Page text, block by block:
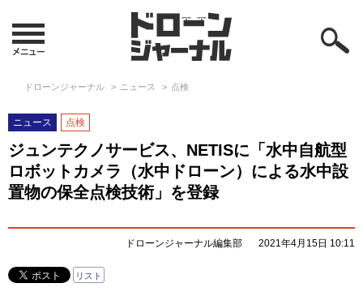
ドローンジャーナル ニュース 点検
ニュース 点検
ジュンテクノサービス、NETISに「水中自航型
ロボットカメラ（水中ドローン）による水中設
置物の保全点検技術」を登録
ドローンジャーナル編集部 2021年4月15日 10:11
リスト